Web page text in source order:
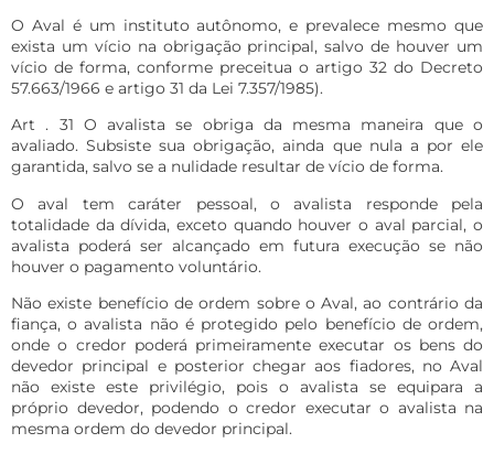
O Aval é um instituto autônomo, e prevalece mesmo que
exista um vício na obrigação principal, salvo de houver um
vício de forma, conforme preceitua o artigo 32 do Decreto
57.663/1966 e artigo 31 da Lei 7.357/1985).
Art . 31 O avalista se obriga da mesma maneira que o
avaliado. Subsiste sua obrigação, ainda que nula a por ele
garantida, salvo se a nulidade resultar de vício de forma.
O aval tem caráter pessoal, o avalista responde pela
totalidade da dívida, exceto quando houver o aval parcial, o
avalista poderá ser alcançado em futura execução se não
houver o pagamento voluntário.
Não existe benefício de ordem sobre o Aval, ao contrário da
fiança, o avalista não é protegido pelo benefício de ordem,
onde o credor poderá primeiramente executar os bens do
devedor principal e posterior chegar aos fiadores, no Aval
não existe este privilégio, pois o avalista se equipara a
próprio devedor, podendo o credor executar o avalista na
mesma ordem do devedor principal.